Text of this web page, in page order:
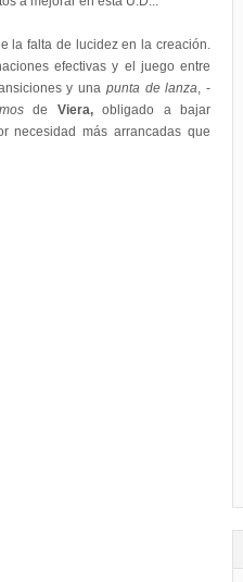
la falta de lucidez en la creación.
efectivas y el juego entre
y una punta de lanza, -
de Viera, obligado a bajar
necesidad más arrancadas que